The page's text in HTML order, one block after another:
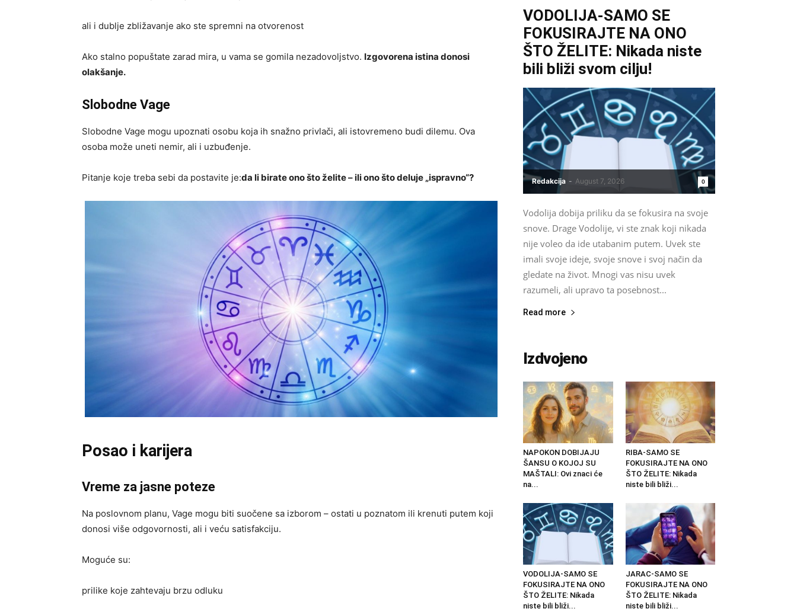
ali i dublje zbližavanje ako ste spremni na otvorenost
Ako stalno popuštate zarad mira, u vama se gomila nezadovoljstvo. Izgovorena istina donosi
olakšanje.
Slobodne Vage
Slobodne Vage mogu upoznati osobu koja ih snažno privlači, ali istovremeno budi dilemu. Ova
osoba može uneti nemir, ali i uzbuđenje.
Pitanje koje treba sebi da postavite je:da li birate ono što želite – ili ono što deluje „ispravno“?
Posao i karijera
Vreme za jasne poteze
Na poslovnom planu, Vage mogu biti suočene sa izborom – ostati u poznatom ili krenuti putem koji
donosi više odgovornosti, ali i veću satisfakciju.
Moguće su:
prilike koje zahtevaju brzu odluku
VODOLIJA-SAMO SE
FOKUSIRAJTE NA ONO
ŠTO ŽELITE: Nikada niste
bili bliži svom cilju!
Redakcija - August 7, 2026 0
Vodolija dobija priliku da se fokusira na svoje
snove. Drage Vodolije, vi ste znak koji nikada
nije voleo da ide utabanim putem. Uvek ste
imali svoje ideje, svoje snove i svoj način da
gledate na život. Mnogi vas nisu uvek
razumeli, ali upravo ta posebnost...
Read more
Izdvojeno
NAPOKON DOBIJAJU
ŠANSU O KOJOJ SU
MAŠTALI: Ovi znaci će
na...
RIBA-SAMO SE
FOKUSIRAJTE NA ONO
ŠTO ŽELITE: Nikada
niste bili bliži...
VODOLIJA-SAMO SE
FOKUSIRAJTE NA ONO
ŠTO ŽELITE: Nikada
niste bili bliži...
JARAC-SAMO SE
FOKUSIRAJTE NA ONO
ŠTO ŽELITE: Nikada
niste bili bliži...